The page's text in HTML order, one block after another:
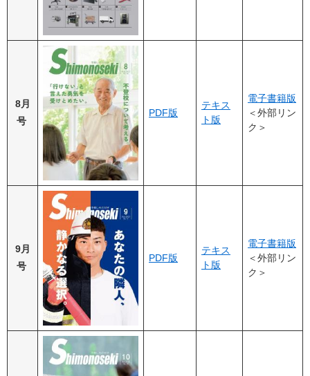
8月
号
PDF版
テキス
ト版
電子書籍版
＜外部リン
ク＞
9月
号
PDF版
テキス
ト版
電子書籍版
＜外部リン
ク＞